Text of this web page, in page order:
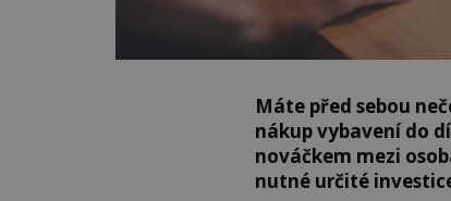
Máte před sebou
nákup vybavení do
nováčkem mezi
nutné určité